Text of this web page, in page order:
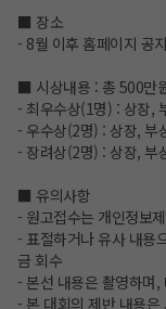
■ 장소
- 8월 이후 홈페이지 공
■ 시상내용 : 총 500만
- 최우수상(1명) : 상장,
- 우수상(2명) : 상장, 부
- 장려상(2명) : 상장, 부
■ 유의사항
- 원고접수는 개인정보
- 표절하거나 유사 내용
금 회수
- 본선 내용은 촬영하며
- 본 대회의 제반 내용